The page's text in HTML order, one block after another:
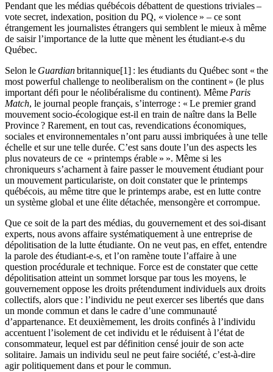
Pendant que les médias québécois débattent de questions triviales –
vote secret, indexation, position du PQ, « violence » – ce sont
étrangement les journalistes étrangers qui semblent le mieux à même
de saisir l’importance de la lutte que mènent les étudiant-e-s du
Québec.
Selon le Guardianbritannique[1] : les étudiants du Québec sont « the
most powerful challenge to neoliberalism on the continent » (le plus
important défi pour le néolibéralisme du continent). Même Paris
Match, le journal people français, s’interroge : « Le premier grand
mouvement socio-écologique est-il en train de naître dans la Belle
Province ? Rarement, en tout cas, revendications économiques,
sociales et environnementales n’ont paru aussi imbriquées à une telle
échelle et sur une telle durée. C’est sans doute l’un des aspects les
plus novateurs de ce « printemps érable » ». Même si les
chroniqueurs s’acharnent à faire passer le mouvement étudiant pour
un mouvement particulariste, on doit constater que le printemps
québécois, au même titre que le printemps arabe, est en lutte contre
un système global et une élite détachée, mensongère et corrompue.
Que ce soit de la part des médias, du gouvernement et des soi-disant
experts, nous avons affaire systématiquement à une entreprise de
dépolitisation de la lutte étudiante. On ne veut pas, en effet, entendre
la parole des étudiant-e-s, et l’on ramène toute l’affaire à une
question procédurale et technique. Force est de constater que cette
dépolitisation atteint un sommet lorsque par tous les moyens, le
gouvernement oppose les droits prétendument individuels aux droits
collectifs, alors que : l’individu ne peut exercer ses libertés que dans
un monde commun et dans le cadre d’une communauté
d’appartenance. Et deuxièmement, les droits confinés à l’individu
accentuent l’isolement de cet individu et le réduisent à l’état de
consommateur, lequel est par définition censé jouir de son acte
solitaire. Jamais un individu seul ne peut faire société, c’est-à-dire
agir politiquement dans et pour le commun.